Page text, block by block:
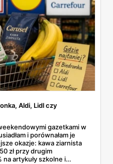
Aldi, Lidl czy
gazetkami w
i porównałam je
okazje: kawa ziarnista
zł przy drugim
artykuły szkolne i